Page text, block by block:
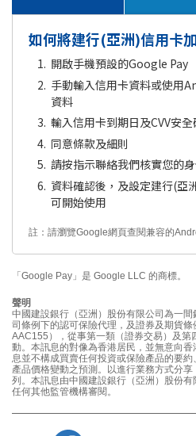
如何將建行(亞洲)信用卡
開啟手機預設的Google Pay
手動輸入信用卡資料或使用
資料
輸入信用卡到期日及CVV安全
同意條款及細則
請按指示聯絡我們核實您的
資料確認後，及設定建行(亞
可開始使用
註：請瀏覽Google網頁查閱兼容的
「Google Pay」是 Google LLC 的商標。
聲明
中國建設銀行（亞洲）股份有限公司為一
司條例下的認可保險代理，及證券及期貨條
AAC155），從事第一類（證券交易）及第
動。本訊息的對像為香港居民，並無意向
息並不構成買賣任何投資或保險產品的要
產品價格變動之預測。以進行業務方式分
列。本訊息由中國建設銀行（亞洲）股份
任何其他監管機構審閱。